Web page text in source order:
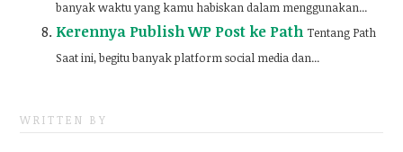
banyak waktu yang kamu habiskan dalam menggunakan...
Kerennya Publish WP Post ke Path Tentang Path
Saat ini, begitu banyak platform social media dan...
WRITTEN BY